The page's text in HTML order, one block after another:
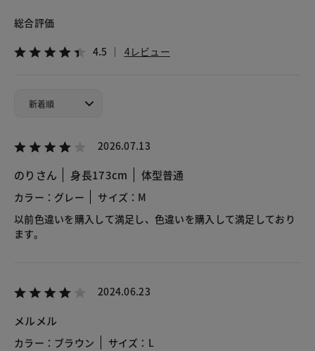
総合評価
4.5 4レビュー
2026.07.13
のりさん 身長173cm 体型普通
カラー：グレー
サイズ：M
以前色違いを購入して満足し、色違いを購入して満足しており
ます。
2024.06.23
メルメル
カラー：ブラウン
サイズ：L